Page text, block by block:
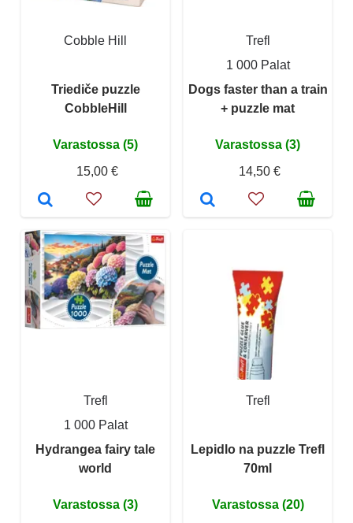
Cobble Hill
Triediče puzzle
CobbleHill
Varastossa (5)
15,00 €
Trefl
1 000 Palat
Dogs faster than a train
+ puzzle mat
Varastossa (3)
14,50 €
Trefl
1 000 Palat
Hydrangea fairy tale
world
Varastossa (3)
Trefl
Lepidlo na puzzle Trefl
70ml
Varastossa (20)